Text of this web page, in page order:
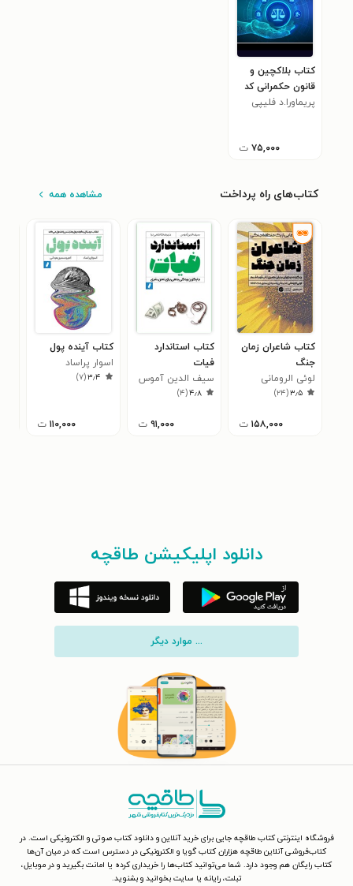
کتاب بلاکچین و
قانون حکمرانی کد
پریماورا.د فلیپی
۷۵,۰۰۰ ت
کتاب‌های راه پرداخت مشاهده همه
کتاب شاعران زمان
جنگ
لوئی الرومانی
۳٫۵(۲۴)
۱۵۸,۰۰۰ ت
کتاب استاندارد
فیات
سیف‌ الدین آموس
۴٫۸(۴)
۹۱,۰۰۰ ت
کتاب آینده پول
اسوار پراساد
۳٫۴(۷)
۱۱۰,۰۰۰ ت
دانلود اپلیکیشن طاقچه
... موارد دیگر
فروشگاه اینترنتی کتاب طاقچه جایی برای خرید آنلاین و دانلود کتاب صوتی و الکترونیکی است. در
کتاب‌فروشی آنلاین طاقچه هزاران کتاب گویا و الکترونیکی در دسترس است که در میان آن‌ها
کتاب رایگان هم وجود دارد. شما می‌توانید کتاب‌ها را خریداری کرده یا امانت بگیرید و در موبایل،
تبلت، رایانه یا سایت بخوانید و بشنوید.